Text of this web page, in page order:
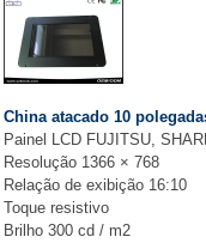
China atacado 10
Painel LCD FUJITSU,
Resolução 1366 × 768
Relação de exibição 16:10
Toque resistivo
Brilho 300 cd / m2